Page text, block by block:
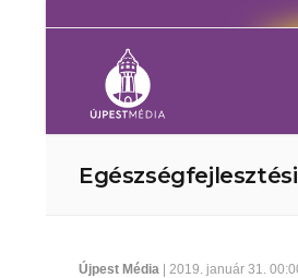
Újpest Média | 2019. január 31.